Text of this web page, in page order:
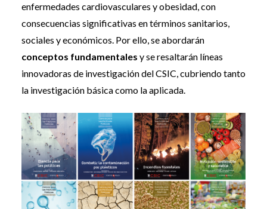
enfermedades cardiovasculares y obesidad, con
consecuencias significativas en términos sanitarios,
sociales y económicos. Por ello, se abordarán
conceptos fundamentales y se resaltarán líneas
innovadoras de investigación del CSIC, cubriendo tanto
la investigación básica como la aplicada.